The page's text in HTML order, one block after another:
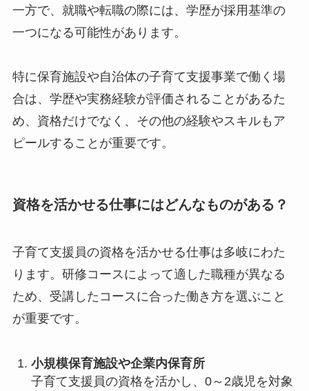
一方で、就職や転職の際には、学歴が採用基準の
一つになる可能性があります。
特に保育施設や自治体の子育て支援事業で働く場
合は、学歴や実務経験が評価されることがあるた
め、資格だけでなく、その他の経験やスキルもア
ピールすることが重要です。
資格を活かせる仕事にはどんなものがある？
子育て支援員の資格を活かせる仕事は多岐にわた
ります。研修コースによって適した職種が異なる
ため、受講したコースに合った働き方を選ぶこと
が重要です。
小規模保育施設や企業内保育所
子育て支援員の資格を活かし、0～2歳児を対象